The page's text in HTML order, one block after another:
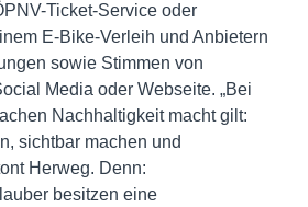
Ticket-Service oder
E-Bike-Verleih und Anbietern
sowie Stimmen von
Media oder Webseite. „Bei
Nachhaltigkeit macht gilt:
sichtbar machen und
Herweg. Denn:
besitzen eine